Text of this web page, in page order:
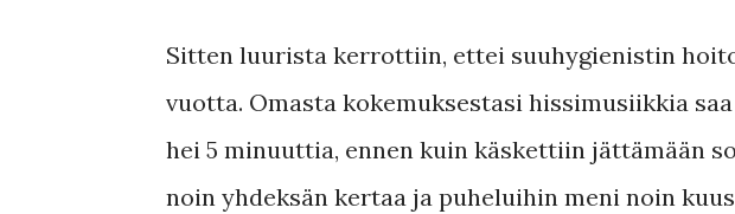
Sitten luurista kerrottiin, ettei suuhygienistin
vuotta. Omasta kokemuksestasi hissimusiikkia
hei 5 minuuttia, ennen kuin käskettiin jättämään
noin yhdeksän kertaa ja puheluihin meni noin